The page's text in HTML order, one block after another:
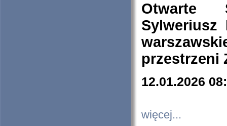
Otwarte
Sylweriusz
przestrzeni
12.01.2026
więcej...